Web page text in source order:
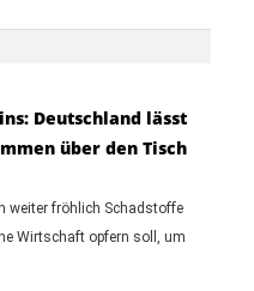
Deutschland lässt
über den Tisch
weiter fröhlich Schadstoffe
Wirtschaft opfern soll, um